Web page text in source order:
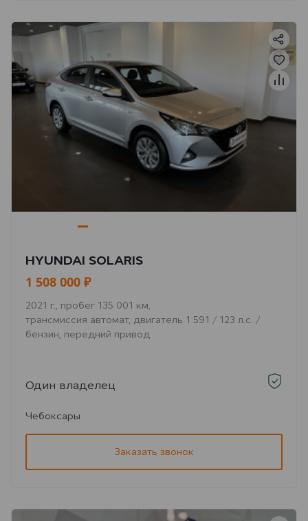
HYUNDAI SOLARIS
1 508 000 ₽
2021 г., пробег 135 001 км,
трансмиссия автомат, двигатель 1 591 / 123 л.с. /
бензин, передний привод
Один владелец
Чебоксары
Заказать звонок